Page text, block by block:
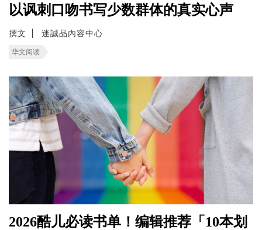
以讽刺口吻书写少数群体的真实心声
撰文 迷誠品內容中心
华文阅读
2026酷儿必读书单！编辑推荐「10本划